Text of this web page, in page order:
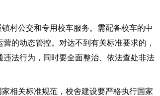
村公交和专用校车服务。需配备校车的中
的动态管控。对达不到有关标准要求的，
法行为，同时要全面整治、依法查处非法
相关标准规范，校舍建设要严格执行国家